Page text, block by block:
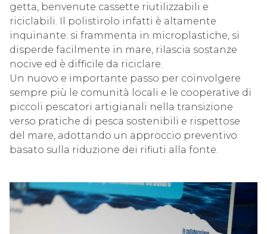
getta, benvenute cassette riutilizzabili e
riciclabili. Il polistirolo infatti è altamente
inquinante: si frammenta in microplastiche, si
disperde facilmente in mare, rilascia sostanze
nocive ed è difficile da riciclare.
Un nuovo e importante passo per coinvolgere
sempre più le comunità locali e le cooperative di
piccoli pescatori artigianali nella transizione
verso pratiche di pesca sostenibili e rispettose
del mare, adottando un approccio preventivo
basato sulla riduzione dei rifiuti alla fonte.